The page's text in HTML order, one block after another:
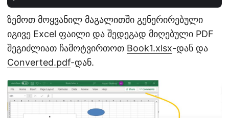
ზემოთ მოყვანილ მაგალითში გენერირებული
იგივე Excel ფაილი და შედეგად მიღებული PDF
შეგიძლიათ ჩამოტვირთოთ Book1.xlsx-დან და
Converted.pdf-დან.